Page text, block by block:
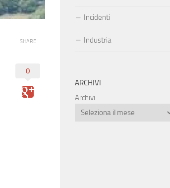
SHARE
0
Incidenti
Industria
ARCHIVI
Archivi